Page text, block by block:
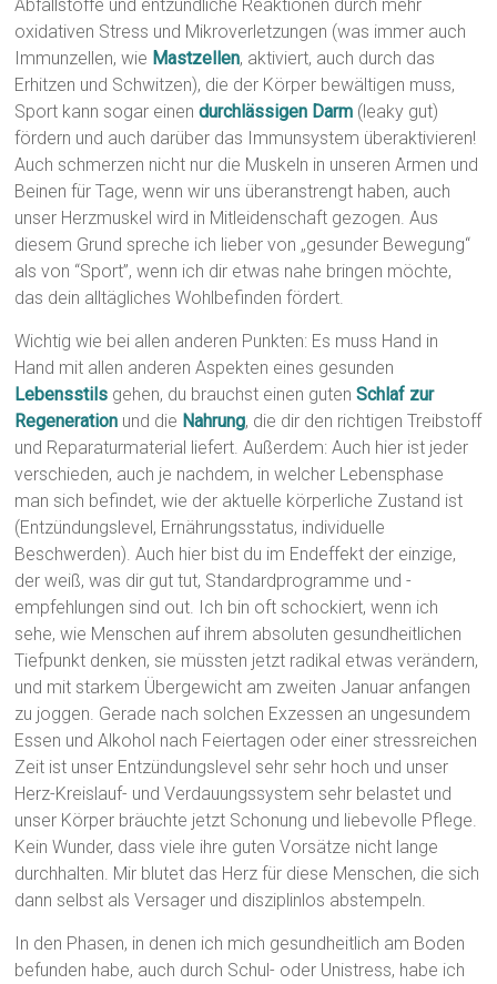
Abfallstoffe und entzündliche Reaktionen durch mehr
oxidativen Stress und Mikroverletzungen (was immer auch
Immunzellen, wie Mastzellen, aktiviert, auch durch das
Erhitzen und Schwitzen), die der Körper bewältigen muss,
Sport kann sogar einendurchlässigen Darm (leaky gut)
fördern und auch darüber das Immunsystem überaktivieren!
Auch schmerzen nicht nur die Muskeln in unseren Armen und
Beinen für Tage, wenn wir uns überanstrengt haben, auch
unser Herzmuskel wird in Mitleidenschaft gezogen. Aus
diesem Grund spreche ich lieber von „gesunder Bewegung“
als von “Sport”, wenn ich dir etwas nahe bringen möchte,
das dein alltägliches Wohlbefinden fördert.
Wichtig wie bei allen anderen Punkten: Es muss Hand in
Hand mit allen anderen Aspekten eines gesunden
Lebensstils gehen, du brauchst einen gutenSchlaf zur
Regeneration und die Nahrung, die dir den richtigen Treibstoff
und Reparaturmaterial liefert. Außerdem: Auch hier ist jeder
verschieden, auch je nachdem, in welcher Lebensphase
man sich befindet, wie der aktuelle körperliche Zustand ist
(Entzündungslevel, Ernährungsstatus, individuelle
Beschwerden). Auch hier bist du im Endeffekt der einzige,
der weiß, was dir gut tut, Standardprogramme und -
empfehlungen sind out. Ich bin oft schockiert, wenn ich
sehe, wie Menschen auf ihrem absoluten gesundheitlichen
Tiefpunkt denken, sie müssten jetzt radikal etwas verändern,
und mit starkem Übergewicht am zweiten Januar anfangen
zu joggen. Gerade nach solchen Exzessen an ungesundem
Essen und Alkohol nach Feiertagen oder einer stressreichen
Zeit ist unser Entzündungslevel sehr sehr hoch und unser
Herz-Kreislauf- und Verdauungssystem sehr belastet und
unser Körper bräuchte jetzt Schonung und liebevolle Pflege.
Kein Wunder, dass viele ihre guten Vorsätze nicht lange
durchhalten. Mir blutet das Herz für diese Menschen, die sich
dann selbst als Versager und disziplinlos abstempeln.
In den Phasen, in denen ich mich gesundheitlich am Boden
befunden habe, auch durch Schul- oder Unistress, habe ich